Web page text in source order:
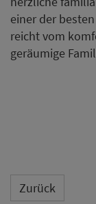
einer der
reicht vom
geräumige
Zurück